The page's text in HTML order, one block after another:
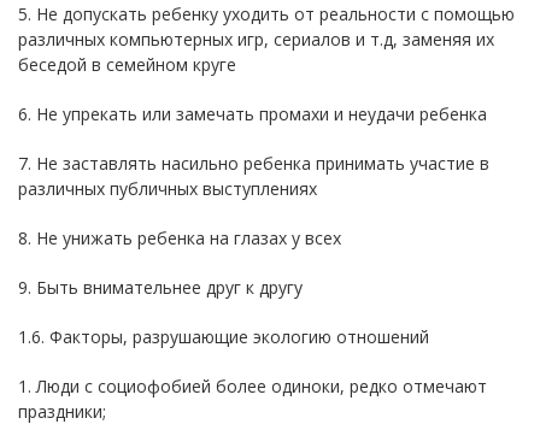
5. Не допускать ребенку уходить от реальности с помощью
различных компьютерных игр, сериалов и т.д, заменяя их
беседой в семейном круге
6. Не упрекать или замечать промахи и неудачи ребенка
7. Не заставлять насильно ребенка принимать участие в
различных публичных выступлениях
8. Не унижать ребенка на глазах у всех
9. Быть внимательнее друг к другу
1.6. Факторы, разрушающие экологию отношений
1. Люди с социофобией более одиноки, редко отмечают
праздники;